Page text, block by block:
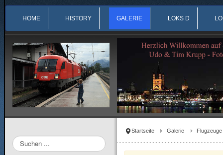
HOME HISTORY GALERIE LOKS D
Startseite Galerie Flugzeuge
Suchen
...